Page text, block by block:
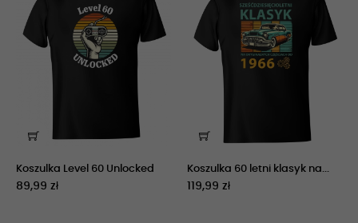
Koszulka Level 60 Unlocked
89,99 zł
Koszulka 60 letni klasyk na...
119,99 zł